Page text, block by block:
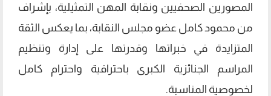
المصورين الصحفيين ونقابة المهن التمثيلية، بإشراف
من محمود كامل عضو مجلس النقابة، بما يعكس الثقة
المتزايدة في خبراتها وقدرتها على إدارة وتنظيم
المراسم الجنائزية الكبرى باحترافية واحترام كامل
لخصوصية المناسبة.